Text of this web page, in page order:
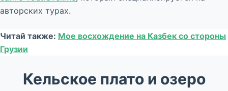
авторских турах.
Читай также: Мое восхождение на Казбек со стороны
Грузии
Кельское плато и озеро